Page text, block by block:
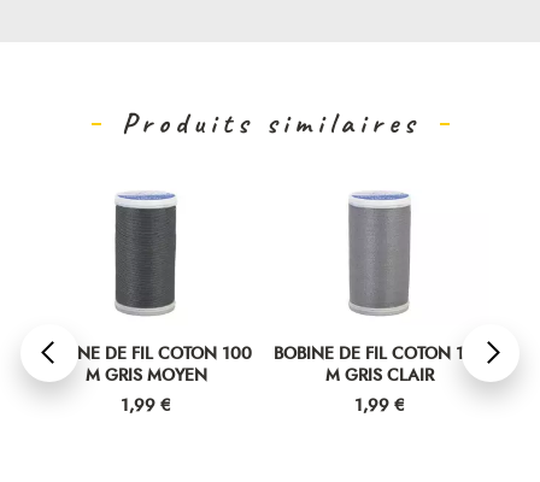
Produits similaires
BOBINE DE FIL COTON 100
M GRIS MOYEN
Prix
1,99 €
BOBINE DE FIL COTON 100
M GRIS CLAIR
Prix
1,99 €